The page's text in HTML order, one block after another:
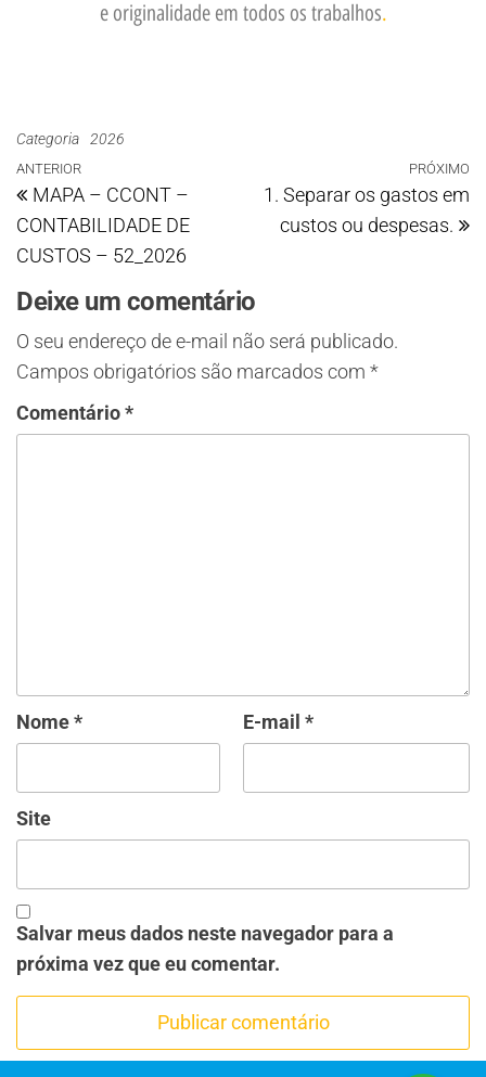
e originalidade em todos os trabalhos.
Categoria 2026
ANTERIOR
MAPA – CCONT –
CONTABILIDADE DE
CUSTOS – 52_2026
PRÓXIMO
1. Separar os gastos em
custos ou despesas.
Deixe um comentário
O seu endereço de e-mail não será publicado.
Campos obrigatórios são marcados com *
Comentário*
Nome* E-mail *
Site
Salvar meus dados neste navegador para a
próxima vez que eu comentar.